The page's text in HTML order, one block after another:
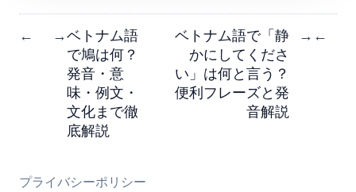
← →ベトナム語
で鳩は何？
発音・意
味・例文・
文化まで徹
底解説
ベトナム語で「静
かにしてくださ
い」は何と言う？
便利フレーズと発
音解説
→ ←
プライバシーポリシー